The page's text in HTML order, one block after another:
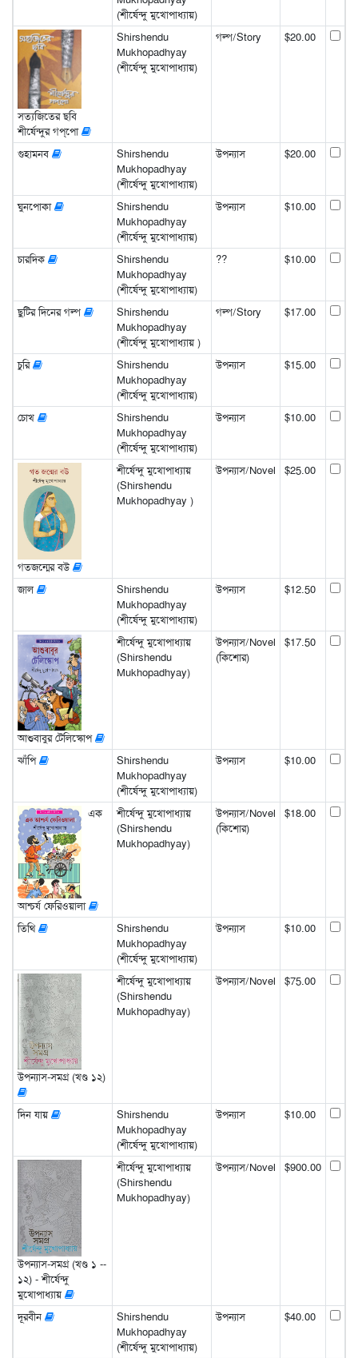
(শীর্ষেন্দু মুখোপাধ্যায়)
সত্যজিতের ছবি
শীর্ষেন্দুর গপ্‌পো
Shirshendu
Mukhopadhyay
(শীর্ষেন্দু মুখোপাধ্যায়)
গল্প/Story $20.00
গুহামনব
Shirshendu
Mukhopadhyay
(শীর্ষেন্দু মুখোপাধ্যায়)
উপন্যাস $20.00
ঘুনপোকা
Shirshendu
Mukhopadhyay
(শীর্ষেন্দু মুখোপাধ্যায়)
উপন্যাস $10.00
চারদিক
Shirshendu
Mukhopadhyay
(শীর্ষেন্দু মুখোপাধ্যায়)
?? $10.00
ছুটির দিনের গল্প
Shirshendu
Mukhopadhyay
(শীর্ষেন্দু মুখোপাধ্যায় )
গল্প/Story $17.00
চুরি
Shirshendu
Mukhopadhyay
(শীর্ষেন্দু মুখোপাধ্যায়)
উপন্যাস $15.00
চোখ
Shirshendu
Mukhopadhyay
(শীর্ষেন্দু মুখোপাধ্যায়)
উপন্যাস $10.00
গতজন্মের বউ
শীর্ষেন্দু মুখোপাধ্যায়
(Shirshendu
Mukhopadhyay )
উপন্যাস/Novel $25.00
জাল
Shirshendu
Mukhopadhyay
(শীর্ষেন্দু মুখোপাধ্যায়)
উপন্যাস $12.50
আশুবাবুর টেলিস্কোপ
শীর্ষেন্দু মুখোপাধ্যায়
(Shirshendu
Mukhopadhyay)
উপন্যাস/Novel
(কিশোর)
$17.50
ঝাঁপি
Shirshendu
Mukhopadhyay
(শীর্ষেন্দু মুখোপাধ্যায়)
উপন্যাস $10.00
এক
আশ্চর্য ফেরিওয়ালা
শীর্ষেন্দু মুখোপাধ্যায়
(Shirshendu
Mukhopadhyay)
উপন্যাস/Novel
(কিশোর)
$18.00
তিথি
Shirshendu
Mukhopadhyay
(শীর্ষেন্দু মুখোপাধ্যায়)
উপন্যাস $10.00
উপন্যাস-সমগ্র (খণ্ড ১২)
শীর্ষেন্দু মুখোপাধ্যায়
(Shirshendu
Mukhopadhyay)
উপন্যাস/Novel $75.00
দিন যায়
Shirshendu
Mukhopadhyay
(শীর্ষেন্দু মুখোপাধ্যায়)
উপন্যাস $10.00
উপন্যাস-সমগ্র (খণ্ড ১ --
১২) - শীর্ষেন্দু
মুখোপাধ্যায়
শীর্ষেন্দু মুখোপাধ্যায়
(Shirshendu
Mukhopadhyay)
উপন্যাস/Novel $900.00
দূরবীন
Shirshendu
Mukhopadhyay
(শীর্ষেন্দু মুখোপাধ্যায়)
উপন্যাস $40.00